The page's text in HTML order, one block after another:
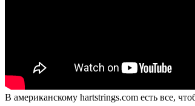
В американскому hartstrings.com есть все,